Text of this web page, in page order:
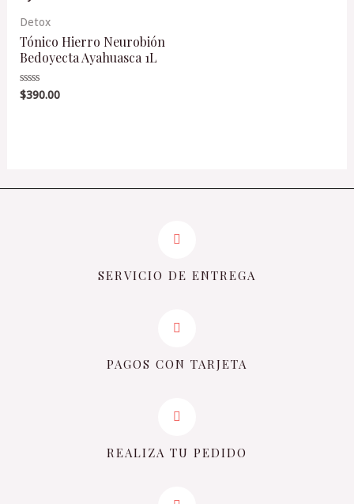
Detox
Tónico Hierro Neurobión
Bedoyecta Ayahuasca 1L
Valorado
en
$390.00
SERVICIO DE ENTREGA
PAGOS CON TARJETA
REALIZA TU PEDIDO